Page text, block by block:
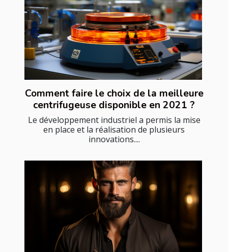
Comment faire le choix de la meilleure
centrifugeuse disponible en 2021 ?
Le développement industriel a permis la mise
en place et la réalisation de plusieurs
innovations....